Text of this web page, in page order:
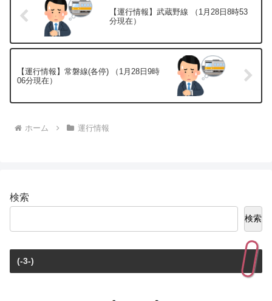
【運行情報】武蔵野線 （1月28日8時53
分現在）
【運行情報】常磐線(各停) （1月28日9時
06分現在）
ホーム 運行情報
検索
検索
(-3-)